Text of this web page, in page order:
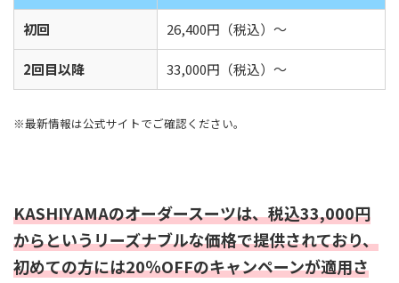
初回 26,400円（税込）～
2回目以降 33,000円（税込）～
※最新情報は公式サイトでご確認ください。
KASHIYAMAのオーダースーツは、税込33,000円
からというリーズナブルな価格で提供されており、
初めての方には20％OFFのキャンペーンが適用さ